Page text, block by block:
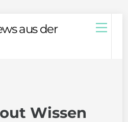
aus der
Wissen